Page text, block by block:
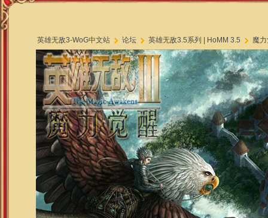
英雄无敌3-WoG中文站
»
论坛
›
英雄无敌3.5系列 | HoMM 3.5
›
魔